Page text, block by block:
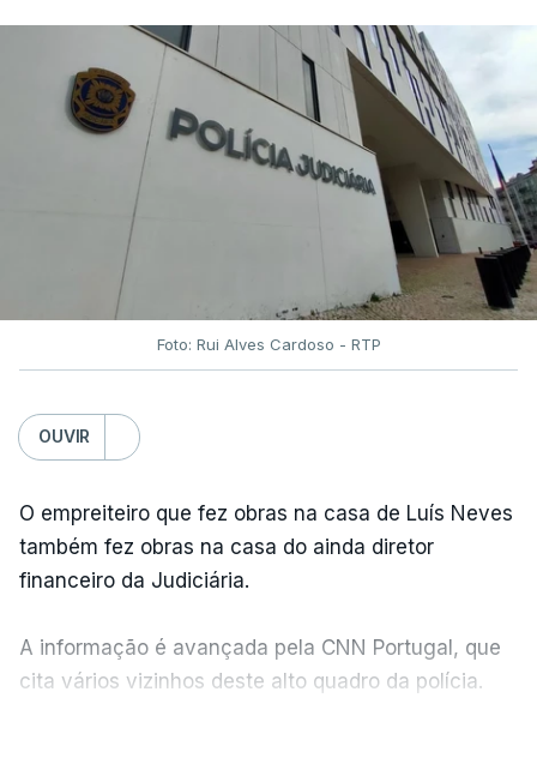
Foto: Rui Alves Cardoso - RTP
OUVIR
O empreiteiro que fez obras na casa de Luís Neves
também fez obras na casa do ainda diretor
financeiro da Judiciária.
A informação é avançada pela CNN Portugal, que
cita vários vizinhos deste alto quadro da polícia.